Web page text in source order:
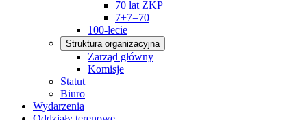
70 lat ZKP
7+7=70
100-lecie
Struktura organizacyjna
Zarząd główny
Komisje
Statut
Biuro
Wydarzenia